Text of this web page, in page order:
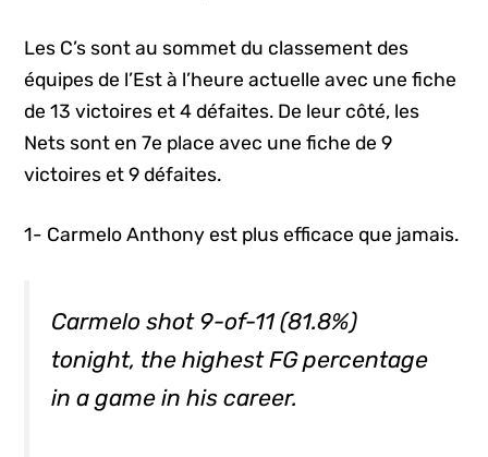
Les C’s sont au sommet du classement des
équipes de l’Est à l’heure actuelle avec une fiche
de 13 victoires et 4 défaites. De leur côté, les
Nets sont en 7e place avec une fiche de 9
victoires et 9 défaites.
1- Carmelo Anthony est plus efficace que jamais.
Carmelo shot 9-of-11 (81.8%)
tonight, the highest FG percentage
in a game in his career.